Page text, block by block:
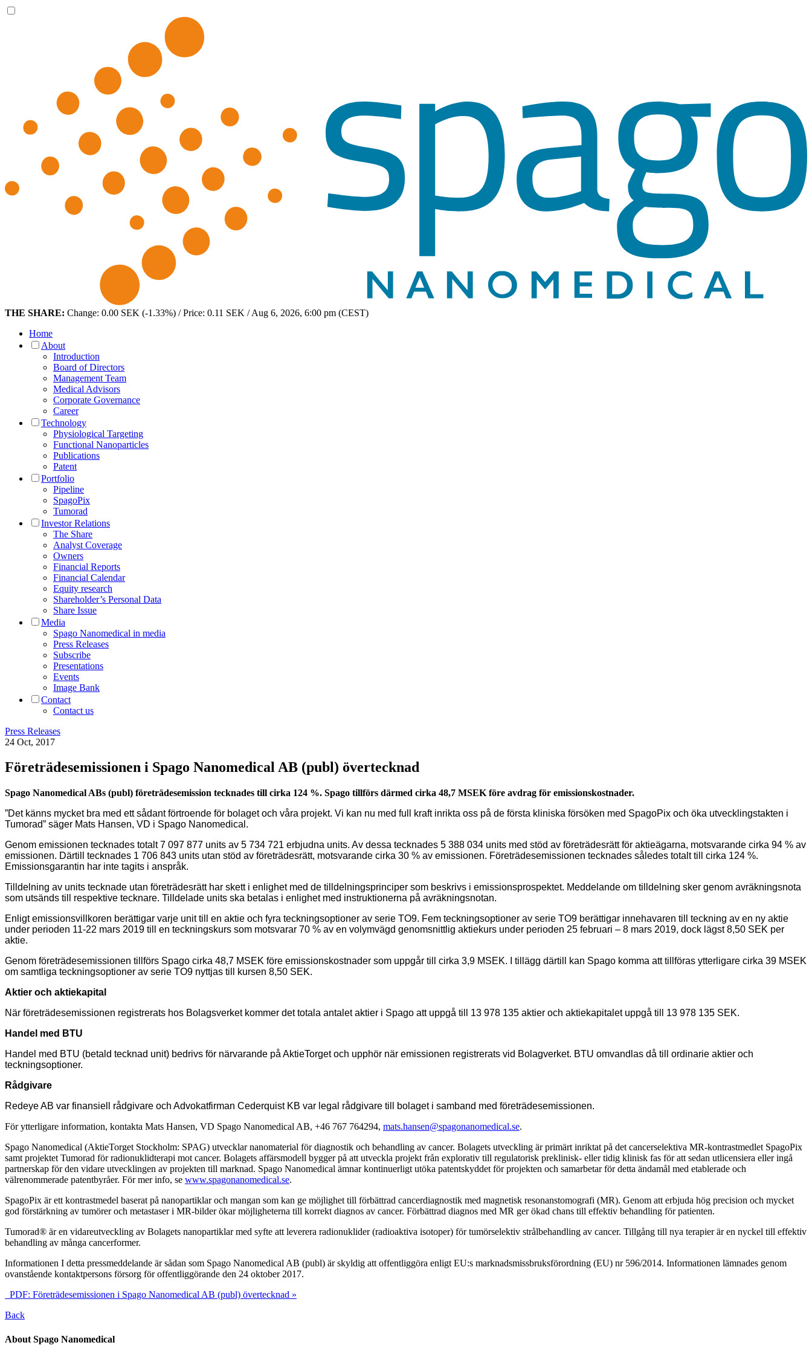
THE SHARE: Change: 0.00 SEK (-1.33%) / Price: 0.11 SEK / Aug 6, 2026, 6:00 pm (CEST)
Home
About
Introduction
Board of Directors
Management Team
Medical Advisors
Corporate Governance
Career
Technology
Physiological Targeting
Functional Nanoparticles
Publications
Patent
Portfolio
Pipeline
SpagoPix
Tumorad
Investor Relations
The Share
Analyst Coverage
Owners
Financial Reports
Financial Calendar
Equity research
Shareholder’s Personal Data
Share Issue
Media
Spago Nanomedical in media
Press Releases
Subscribe
Presentations
Events
Image Bank
Contact
Contact us
Press Releases
24 Oct, 2017
Företrädesemissionen i Spago Nanomedical AB (publ) övertecknad
Spago Nanomedical ABs (publ) företrädesemission tecknades till cirka 124 %. Spago tillförs därmed cirka 48,7 MSEK före avdrag för emissionskostnader.
”Det känns mycket bra med ett sådant förtroende för bolaget och våra projekt. Vi kan nu med full kraft inrikta oss på de första kliniska försöken med SpagoPix och öka utvecklingstakten i
Tumorad” säger Mats Hansen, VD i Spago Nanomedical.
Genom emissionen tecknades totalt 7 097 877 units av 5 734 721 erbjudna units. Av dessa tecknades 5 388 034 units med stöd av företrädesrätt för aktieägarna, motsvarande cirka 94 % av
emissionen. Därtill tecknades 1 706 843 units utan stöd av företrädesrätt, motsvarande cirka 30 % av emissionen. Företrädesemissionen tecknades således totalt till cirka 124 %.
Emissionsgarantin har inte tagits i anspråk.
Tilldelning av units tecknade utan företrädesrätt har skett i enlighet med de tilldelningsprinciper som beskrivs i emissionsprospektet. Meddelande om tilldelning sker genom avräkningsnota
som utsänds till respektive tecknare. Tilldelade units ska betalas i enlighet med instruktionerna på avräkningsnotan.
Enligt emissionsvillkoren berättigar varje unit till en aktie och fyra teckningsoptioner av serie TO9. Fem teckningsoptioner av serie TO9 berättigar innehavaren till teckning av en ny aktie
under perioden 11-22 mars 2019 till en teckningskurs som motsvarar 70 % av en volymvägd genomsnittlig aktiekurs under perioden 25 februari – 8 mars 2019, dock lägst 8,50 SEK per
aktie.
Genom företrädesemissionen tillförs Spago cirka 48,7 MSEK före emissionskostnader som uppgår till cirka 3,9 MSEK. I tillägg därtill kan Spago komma att tillföras ytterligare cirka 39 MSEK
om samtliga teckningsoptioner av serie TO9 nyttjas till kursen 8,50 SEK.
Aktier och aktiekapital
När företrädesemissionen registrerats hos Bolagsverket kommer det totala antalet aktier i Spago att uppgå till 13 978 135 aktier och aktiekapitalet uppgå till 13 978 135 SEK.
Handel med BTU
Handel med BTU (betald tecknad unit) bedrivs för närvarande på AktieTorget och upphör när emissionen registrerats vid Bolagverket. BTU omvandlas då till ordinarie aktier och
teckningsoptioner.
Rådgivare
Redeye AB var finansiell rådgivare och Advokatfirman Cederquist KB var legal rådgivare till bolaget i samband med företrädesemissionen.
För ytterligare information, kontakta Mats Hansen, VD Spago Nanomedical AB, +46 767 764294, mats.hansen@spagonanomedical.se.
Spago Nanomedical (AktieTorget Stockholm: SPAG) utvecklar nanomaterial för diagnostik och behandling av cancer. Bolagets utveckling är primärt inriktat på det cancerselektiva MR-kontrastmedlet SpagoPix
samt projektet Tumorad för radionuklidterapi mot cancer. Bolagets affärsmodell bygger på att utveckla projekt från explorativ till regulatorisk preklinisk- eller tidig klinisk fas för att sedan utlicensiera eller ingå
partnerskap för den vidare utvecklingen av projekten till marknad. Spago Nanomedical ämnar kontinuerligt utöka patentskyddet för projekten och samarbetar för detta ändamål med etablerade och
välrenommerade patentbyråer. För mer info, se www.spagonanomedical.se.
SpagoPix är ett kontrastmedel baserat på nanopartiklar och mangan som kan ge möjlighet till förbättrad cancerdiagnostik med magnetisk resonanstomografi (MR). Genom att erbjuda hög precision och mycket
god förstärkning av tumörer och metastaser i MR-bilder ökar möjligheterna till korrekt diagnos av cancer. Förbättrad diagnos med MR ger ökad chans till effektiv behandling för patienten.
Tumorad® är en vidareutveckling av Bolagets nanopartiklar med syfte att leverera radionuklider (radioaktiva isotoper) för tumörselektiv strålbehandling av cancer. Tillgång till nya terapier är en nyckel till effektiv
behandling av många cancerformer.
Informationen I detta pressmeddelande är sådan som Spago Nanomedical AB (publ) är skyldig att offentliggöra enligt EU:s marknadsmissbruksförordning (EU) nr 596/2014. Informationen lämnades genom
ovanstående kontaktpersons försorg för offentliggörande den 24 oktober 2017.
PDF: Företrädesemissionen i Spago Nanomedical AB (publ) övertecknad »
Back
About Spago Nanomedical